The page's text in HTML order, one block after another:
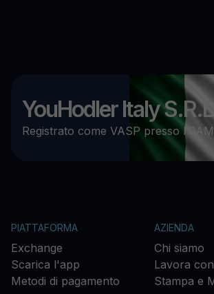
YouHodler Italy
Registrato come VASP presso l’OAM
PIATTAFORMA
Exchange
Scarica l'app
Metodi di pagamento
AZIENDA
Chi siamo
Lavora
Stampa e